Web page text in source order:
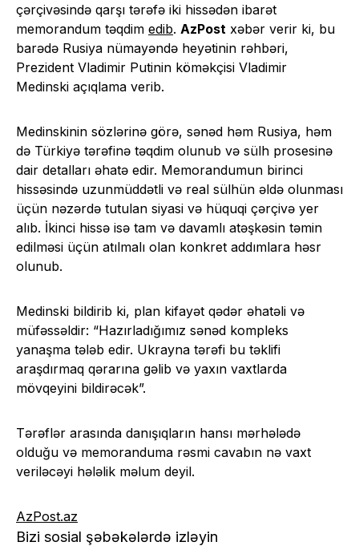
çərçivəsində qarşı tərəfə iki hissədən ibarət
memorandum təqdim edib. AzPost xəbər verir ki, bu
barədə Rusiya nümayəndə heyətinin rəhbəri,
Prezident Vladimir Putinin köməkçisi Vladimir
Medinski açıqlama verib.
Medinskinin sözlərinə görə, sənəd həm Rusiya, həm
də Türkiyə tərəfinə təqdim olunub və sülh prosesinə
dair detalları əhatə edir. Memorandumun birinci
hissəsində uzunmüddətli və real sülhün əldə olunması
üçün nəzərdə tutulan siyasi və hüquqi çərçivə yer
alıb. İkinci hissə isə tam və davamlı atəşkəsin təmin
edilməsi üçün atılmalı olan konkret addımlara həsr
olunub.
Medinski bildirib ki, plan kifayət qədər əhatəli və
müfəssəldir: “Hazırladığımız sənəd kompleks
yanaşma tələb edir. Ukrayna tərəfi bu təklifi
araşdırmaq qərarına gəlib və yaxın vaxtlarda
mövqeyini bildirəcək”.
Tərəflər arasında danışıqların hansı mərhələdə
olduğu və memoranduma rəsmi cavabın nə vaxt
veriləcəyi hələlik məlum deyil.
AzPost.az
Bizi sosial şəbəkələrdə izləyin